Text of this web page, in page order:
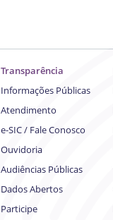
Transparência
Informações Públicas
Atendimento
e-SIC / Fale Conosco
Ouvidoria
Audiências Públicas
Dados Abertos
Participe